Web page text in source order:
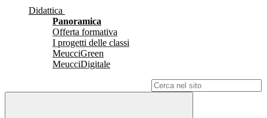
Didattica
Panoramica
Offerta formativa
I progetti delle classi
MeucciGreen
MeucciDigitale